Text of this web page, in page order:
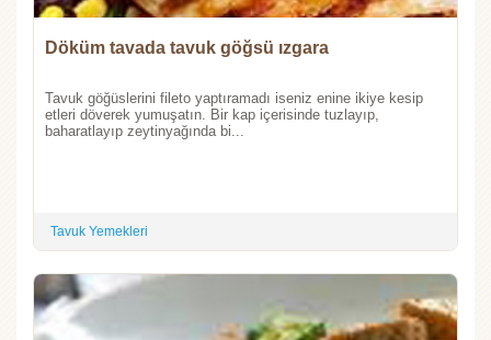
Döküm tavada tavuk göğsü ızgara
Tavuk göğüslerini fileto yaptıramadı iseniz enine ikiye kesip
etleri döverek yumuşatın. Bir kap içerisinde tuzlayıp,
baharatlayıp zeytinyağında bi...
Tavuk Yemekleri